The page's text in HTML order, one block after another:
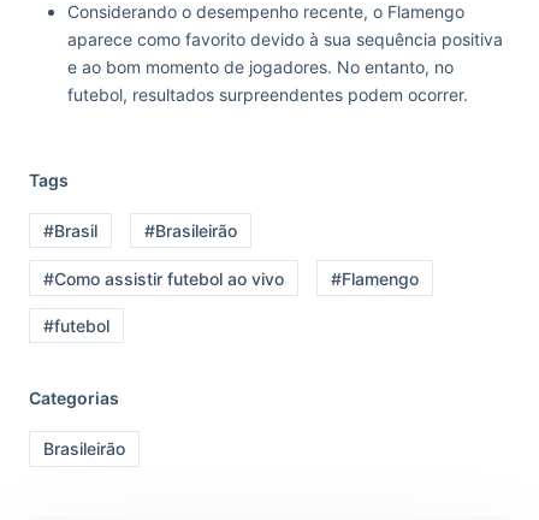
Considerando o desempenho recente, o Flamengo
aparece como favorito devido à sua sequência positiva
e ao bom momento de jogadores. No entanto, no
futebol, resultados surpreendentes podem ocorrer.
Tags
#Brasil #Brasileirão
#Como assistir futebol ao vivo #Flamengo
#futebol
Categorias
Brasileirão